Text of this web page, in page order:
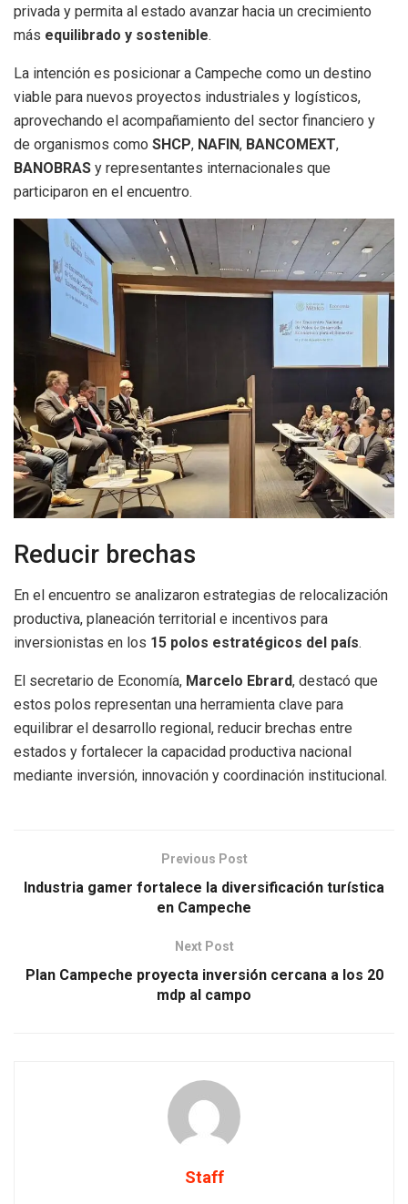
privada y permita al estado avanzar hacia un crecimiento
más equilibrado y sostenible.
La intención es posicionar a Campeche como un destino
viable para nuevos proyectos industriales y logísticos,
aprovechando el acompañamiento del sector financiero y
de organismos como SHCP, NAFIN, BANCOMEXT,
BANOBRAS y representantes internacionales que
participaron en el encuentro.
Reducir brechas
En el encuentro se analizaron estrategias de relocalización
productiva, planeación territorial e incentivos para
inversionistas en los 15 polos estratégicos del país.
El secretario de Economía, Marcelo Ebrard, destacó que
estos polos representan una herramienta clave para
equilibrar el desarrollo regional, reducir brechas entre
estados y fortalecer la capacidad productiva nacional
mediante inversión, innovación y coordinación institucional.
Previous Post
Industria gamer fortalece la diversificación turística
en Campeche
Next Post
Plan Campeche proyecta inversión cercana a los 20
mdp al campo
Staff